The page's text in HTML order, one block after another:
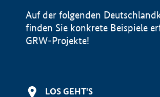
Auf der folgenden
finden Sie konkrete Beispiele
GRW-Projekte!
LOS GEHT'S